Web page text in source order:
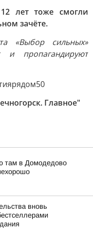
лет тоже смогли
зачёте.
«Выбор сильных»
и пропагандируют
Главное"
там в Домодедово
вновь